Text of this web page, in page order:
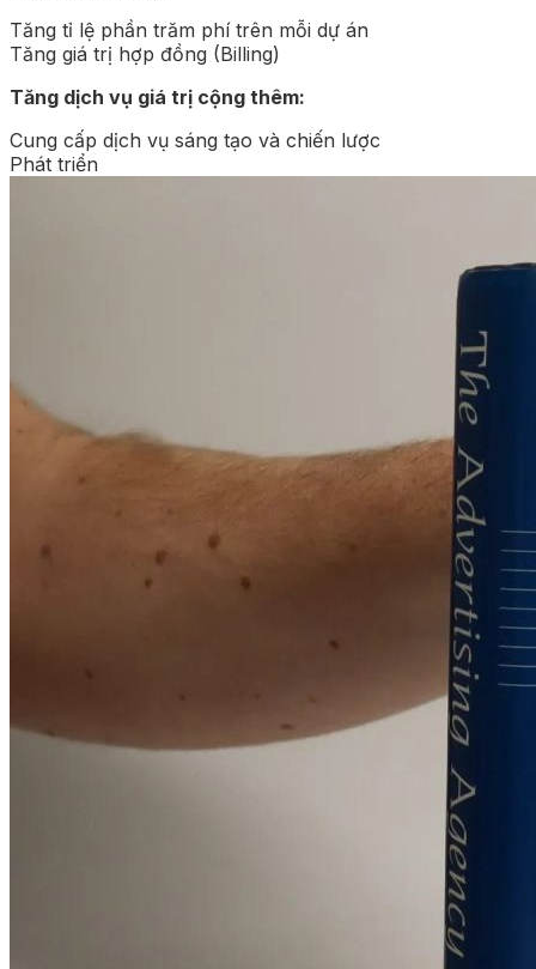
Tăng tỉ lệ phần trăm phí trên mỗi dự án
Tăng giá trị hợp đồng (Billing)
Tăng dịch vụ giá trị cộng thêm:
Cung cấp dịch vụ sáng tạo và chiến lược
Phát triển